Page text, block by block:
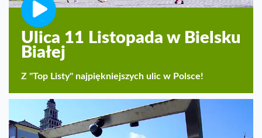
Ulica 11 Listopada w Bielsku
Białej
Z "Top Listy" najpiękniejszych ulic w Polsce!